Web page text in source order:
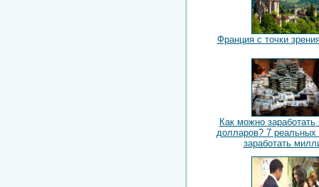
Франция с точки
Как можно
долларов? 7 реальных
заработать